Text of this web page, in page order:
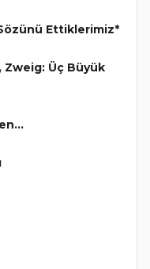
Ettiklerimiz*
Zweig: Üç Büyük